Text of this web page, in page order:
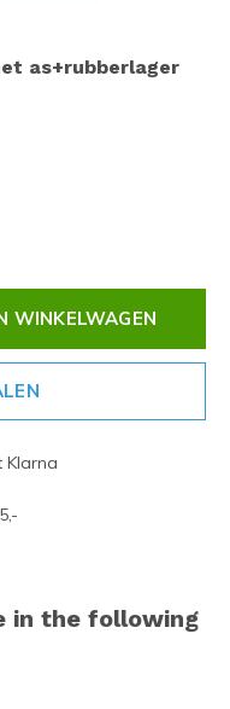
as+rubberlager
WINKELWAGEN
Klarna
in the following